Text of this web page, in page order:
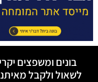
בונים ומשפצים
לשאול ולקבל